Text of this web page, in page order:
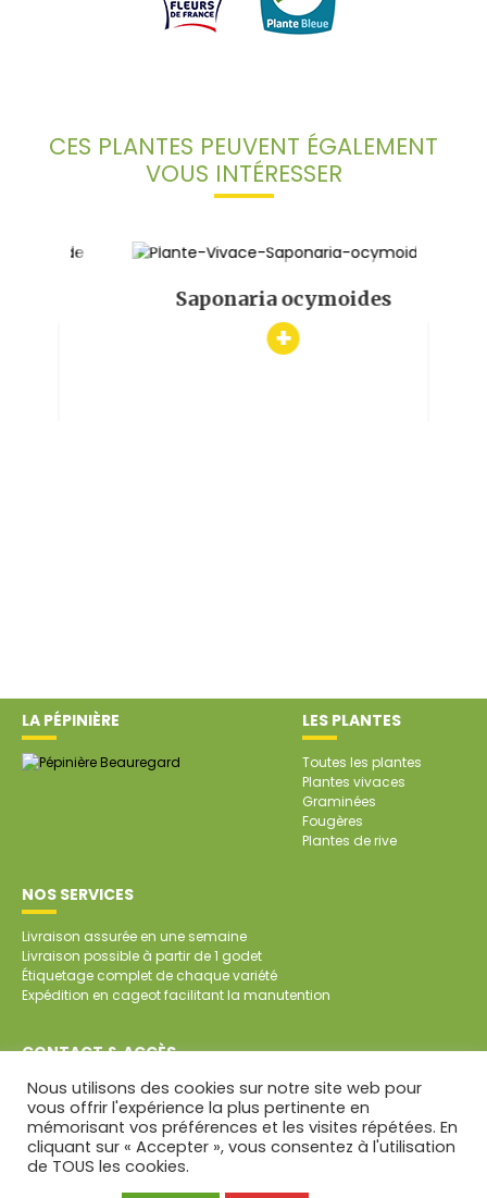
CES PLANTES PEUVENT ÉGALEMENT
VOUS INTÉRESSER
Saponaria ocymoides
LA PÉPINIÈRE LES PLANTES
Toutes les plantes
Plantes vivaces
Graminées
Fougères
Plantes de rive
NOS SERVICES
Livraison assurée en une semaine
Livraison possible à partir de 1 godet
Étiquetage complet de chaque variété
Expédition en cageot facilitant la manutention
CONTACT & ACCÈS
SARL Pépinière de Beauregard
Beauregard
79700 SAINT-AUBIN DE BAUBIGNÉ
Tél. : 05 49 81 45 64
Nous utilisons des cookies sur notre site web pour
vous offrir l'expérience la plus pertinente en
mémorisant vos préférences et les visites répétées. En
cliquant sur « Accepter », vous consentez à l'utilisation
de TOUS les cookies.